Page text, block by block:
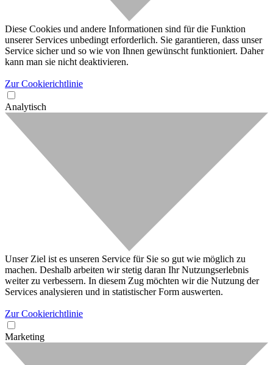
Diese Cookies und andere Informationen sind für die Funktion
unserer Services unbedingt erforderlich. Sie garantieren, dass unser
Service sicher und so wie von Ihnen gewünscht funktioniert. Daher
kann man sie nicht deaktivieren.
Zur Cookierichtlinie
Analytisch
Unser Ziel ist es unseren Service für Sie so gut wie möglich zu
machen. Deshalb arbeiten wir stetig daran Ihr Nutzungserlebnis
weiter zu verbessern. In diesem Zug möchten wir die Nutzung der
Services analysieren und in statistischer Form auswerten.
Zur Cookierichtlinie
Marketing